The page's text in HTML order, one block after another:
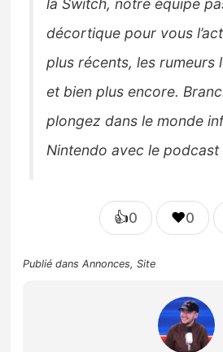
la Switch, notre équipe
décortique pour vous
plus récents, les rumeurs
et bien plus encore.
plongez dans le monde
Nintendo avec le
👍0 ❤️0
Publié dansAnnonces,Site